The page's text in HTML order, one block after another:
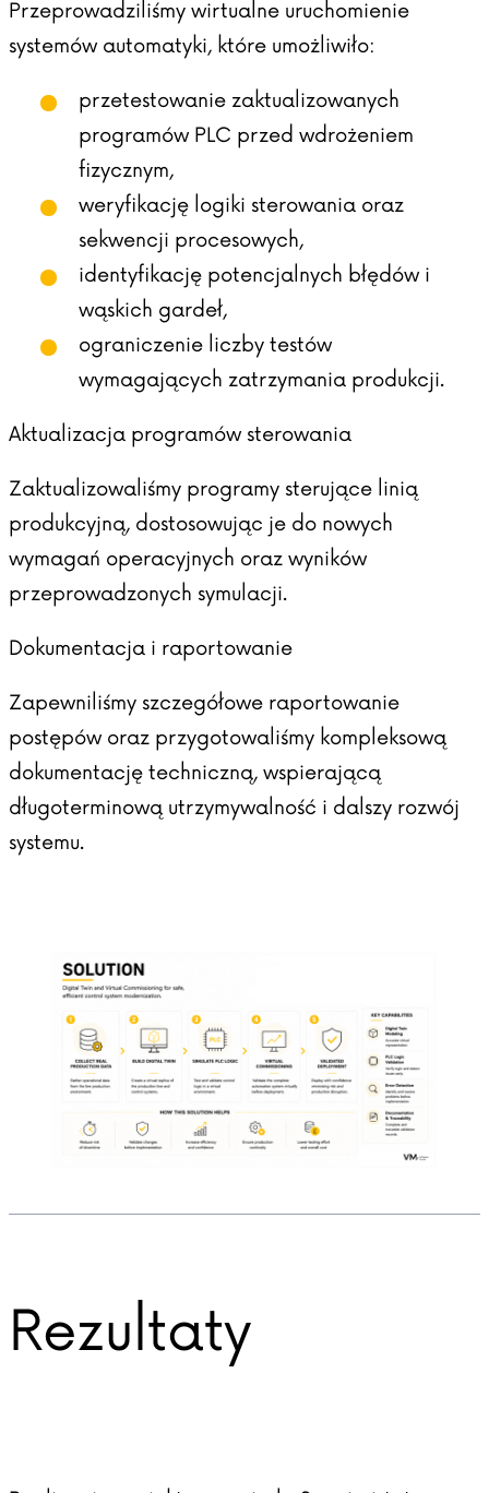
Przeprowadziliśmy wirtualne uruchomienie
systemów automatyki, które umożliwiło:
przetestowanie zaktualizowanych
programów PLC przed wdrożeniem
fizycznym,
weryfikację logiki sterowania oraz
sekwencji procesowych,
identyfikację potencjalnych błędów i
wąskich gardeł,
ograniczenie liczby testów
wymagających zatrzymania produkcji.
Aktualizacja programów sterowania
Zaktualizowaliśmy programy sterujące linią
produkcyjną, dostosowując je do nowych
wymagań operacyjnych oraz wyników
przeprowadzonych symulacji.
Dokumentacja i raportowanie
Zapewniliśmy szczegółowe raportowanie
postępów oraz przygotowaliśmy kompleksową
dokumentację techniczną, wspierającą
długoterminową utrzymywalność i dalszy rozwój
systemu.
Rezultaty